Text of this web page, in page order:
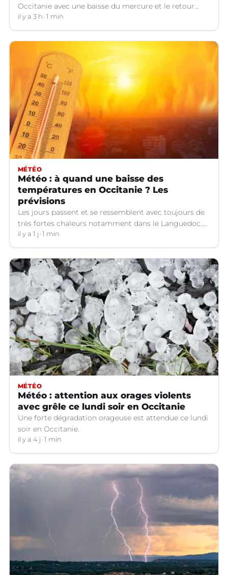
Occitanie avec une baisse du mercure et le retour
d'orages dans certains départements.
il y a 3 h 1 min
MÉTÉO
Météo : à quand une baisse des
températures en Occitanie ? Les
prévisions
Les jours passent et se ressemblent avec toujours de
très fortes chaleurs notamment dans le Languedoc.
Jusqu’à quand ?
il y a 1 j 1 min
MÉTÉO
Météo : attention aux orages violents
avec grêle ce lundi soir en Occitanie
Une forte dégradation orageuse est attendue ce lundi
soir en Occitanie.
il y a 4 j 1 min